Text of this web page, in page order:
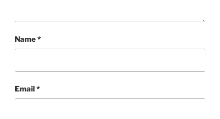
Name*
Email*